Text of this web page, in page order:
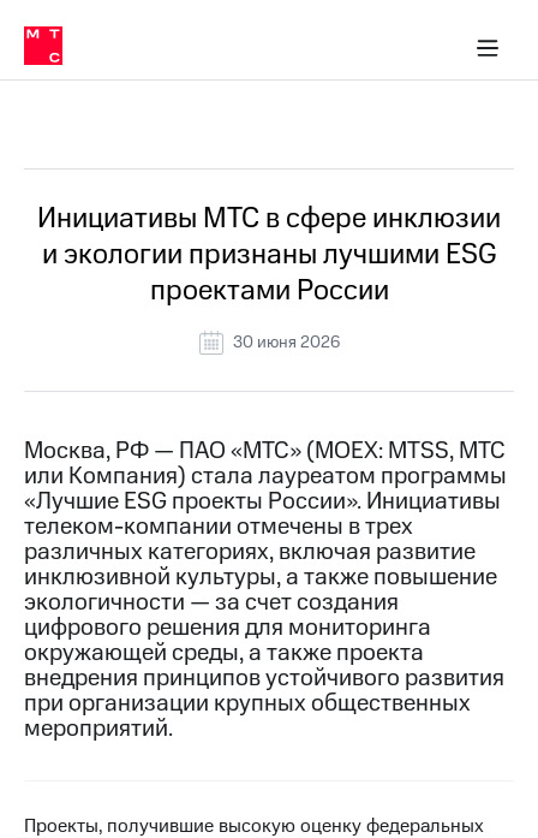
Медиа-центр
и акционерам
Устойчивое развитие
Комплаенс и деловая этика
компании
Карьера
История
компании
Руководство
информация
Контакты
Медиа-центр
Пресс-
релизы
МТС
о технологиях
Достижения
Интервью
Финансовая
в МТС
Пресс-
релизы
о технологиях
Инициативы МТС в сфере инклюзии
и экологии признаны лучшими ESG
проектами России
30 июня 2026
Москва, РФ — ПАО «МТС» (MOEX: MTSS, МТС
или Компания) стала лауреатом программы
«Лучшие ESG проекты России». Инициативы
телеком-компании отмечены в трех
различных категориях, включая развитие
инклюзивной культуры, а также повышение
экологичности — за счет создания
цифрового решения для мониторинга
окружающей среды, а также проекта
внедрения принципов устойчивого развития
при организации крупных общественных
мероприятий.
Проекты, получившие высокую оценку федеральных